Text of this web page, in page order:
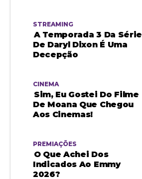
STREAMING
A Temporada 3 Da Série
De Daryl Dixon É Uma
Decepção
CINEMA
Sim, Eu Gostei Do Filme
De Moana Que Chegou
Aos Cinemas!
PREMIAÇÕES
O Que Achei Dos
Indicados Ao Emmy
2026?